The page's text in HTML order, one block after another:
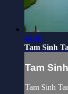
44:48
Tam Sinh
Tam
Tam Sinh